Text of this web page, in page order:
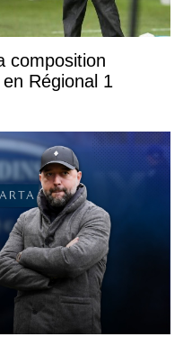
composition
Régional 1